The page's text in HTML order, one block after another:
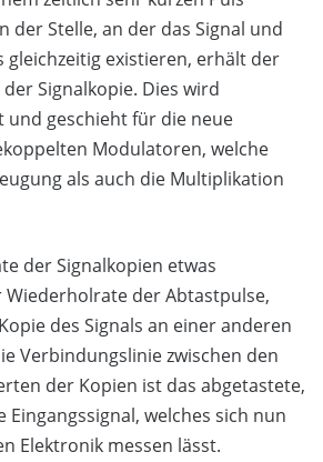
der Stelle, an der das Signal und
gleichzeitig existieren, erhält der
Signalkopie. Dies wird
und geschieht für die neue
Modulatoren, welche
als auch die Multiplikation
der Signalkopien etwas
Wiederholrate der Abtastpulse,
des Signals an einer anderen
Verbindungslinie zwischen den
der Kopien ist das abgetastete,
welches sich nun
Elektronik messen lässt.